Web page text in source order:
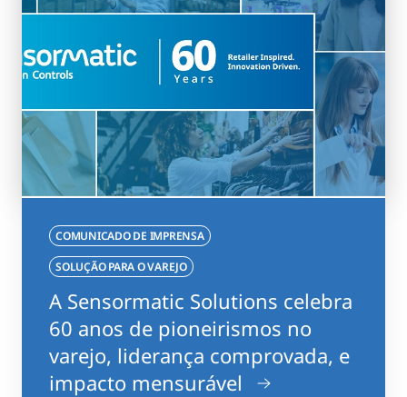
COMUNICADO DE IMPRENSA
SOLUÇÃO PARA O VAREJO
A Sensormatic Solutions celebra
60 anos de pioneirismos no
varejo, liderança comprovada, e
impacto mensurável